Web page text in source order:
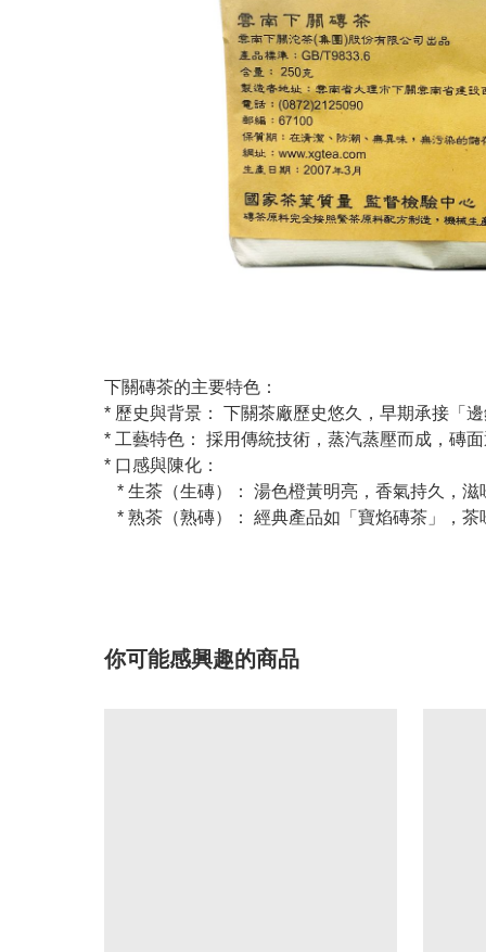
下關磚茶的主要特色：
* 歷史與背景： 下關茶廠歷史悠久，早期承接「
* 工藝特色： 採用傳統技術，蒸汽蒸壓而成，磚
* 口感與陳化：
* 生茶（生磚）： 湯色橙黃明亮，香氣持久，
* 熟茶（熟磚）： 經典產品如「寶焰磚茶」，
你可能感興趣的商品